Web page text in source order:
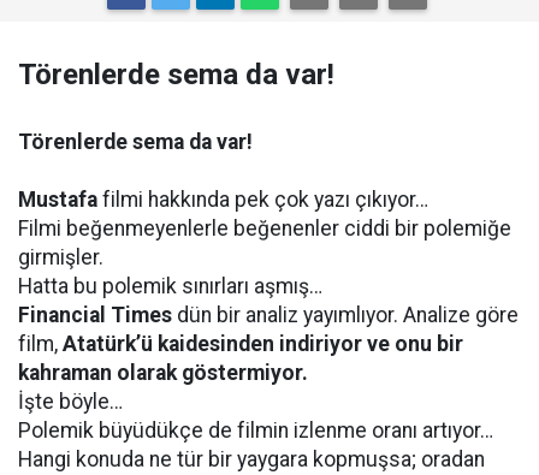
Törenlerde sema da var!
Törenlerde sema da var!
Mustafa filmi hakkında pek çok yazı çıkıyor…
Filmi beğenmeyenlerle beğenenler ciddi bir polemiğe
girmişler.
Hatta bu polemik sınırları aşmış…
Financial Times dün bir analiz yayımlıyor. Analize göre
film, Atatürk’ü kaidesinden indiriyor ve onu bir
kahraman olarak göstermiyor.
İşte böyle…
Polemik büyüdükçe de filmin izlenme oranı artıyor…
Hangi konuda ne tür bir yaygara kopmuşsa; oradan